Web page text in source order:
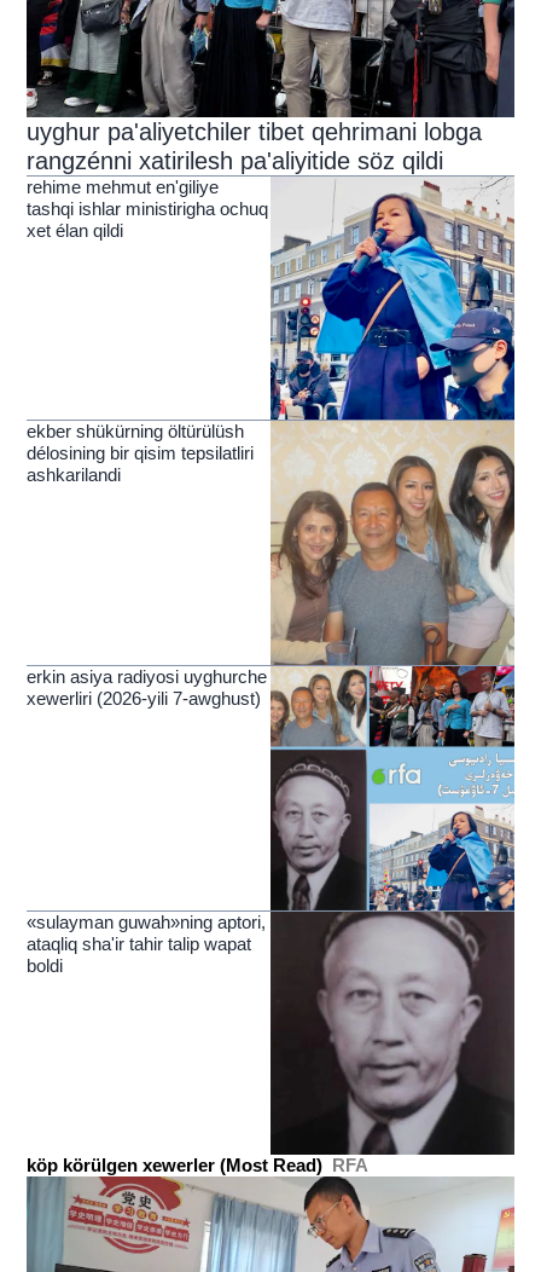
uyghur pa'aliyetchiler tibet qehrimani lobga
rangzénni xatirilesh pa'aliyitide söz qildi
rehime mehmut en'giliye
tashqi ishlar ministirigha ochuq
xet élan qildi
ekber shükürning öltürülüsh
délosining bir qisim tepsilatliri
ashkarilandi
erkin asiya radiyosi uyghurche
xewerliri (2026-yili 7-awghust)
«sulayman guwah»ning aptori,
ataqliq sha'ir tahir talip wapat
boldi
köp körülgen xewerler (Most Read) RFA